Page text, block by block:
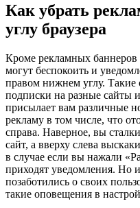
Как убрать
углу браузера
Кроме рекламных
могут беспокоить и
правом нижнем углу. Такие
подписки на разные сайты и
присылает вам различные
рекламу в том числе, что
справа. Наверное, вы
сайт, а вверху слева
в случае если вы нажали
приходят уведомления. Но
позаботились о своих
такие оповещения в